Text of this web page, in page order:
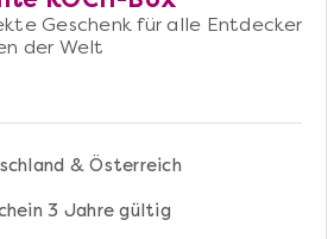
Geschenk für alle Entdecker
der Welt
& Österreich
3 Jahre gültig